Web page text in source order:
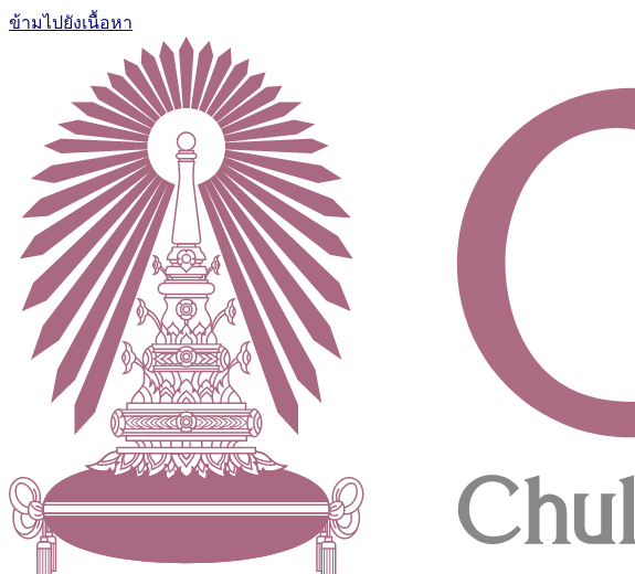
ข้ามไปยังเนื้อหา